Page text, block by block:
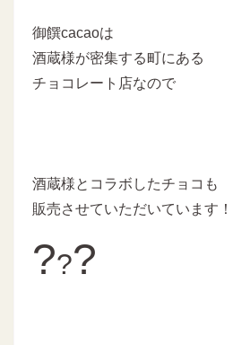
御饌cacaoは
酒蔵様が密集する町にある
チョコレート店なので
酒蔵様とコラボしたチョコも
販売させていただいています！
???